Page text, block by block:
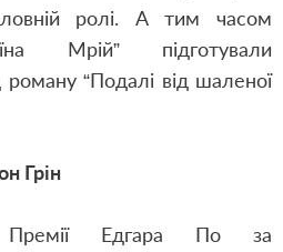
ролі. А тим часом
Мрій” підготували
роману “Подалі від шаленої
Грін
Премії Едгара По за